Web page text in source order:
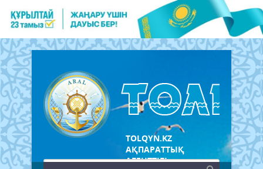
TOLQYN.KZ
АҚПАРАТТЫҚ
АГЕНТТІГІ